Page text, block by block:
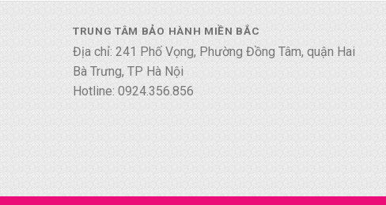
TRUNG TÂM BẢO HÀNH MIỀN BẮC
Địa chỉ: 241 Phố Vọng, Phường Đồng Tâm, quận Hai
Bà Trưng, TP Hà Nội
Hotline: 0924.356.856